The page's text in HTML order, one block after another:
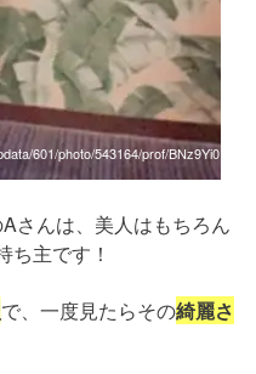
601/photo/543164/prof/BNz9Yi0
さんは、美人はもちろん
ち主です！
で、一度見たらその綺麗さ